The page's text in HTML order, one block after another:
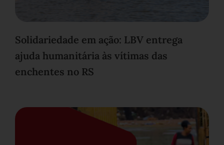
Solidariedade em ação: LBV entrega
ajuda humanitária às vítimas das
enchentes no RS